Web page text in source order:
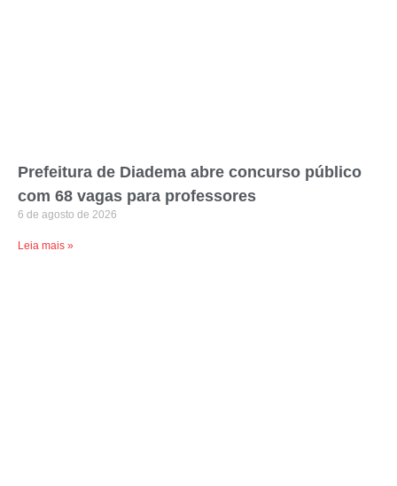
Prefeitura de Diadema abre concurso público
com 68 vagas para professores
6 de agosto de 2026
Leia mais »